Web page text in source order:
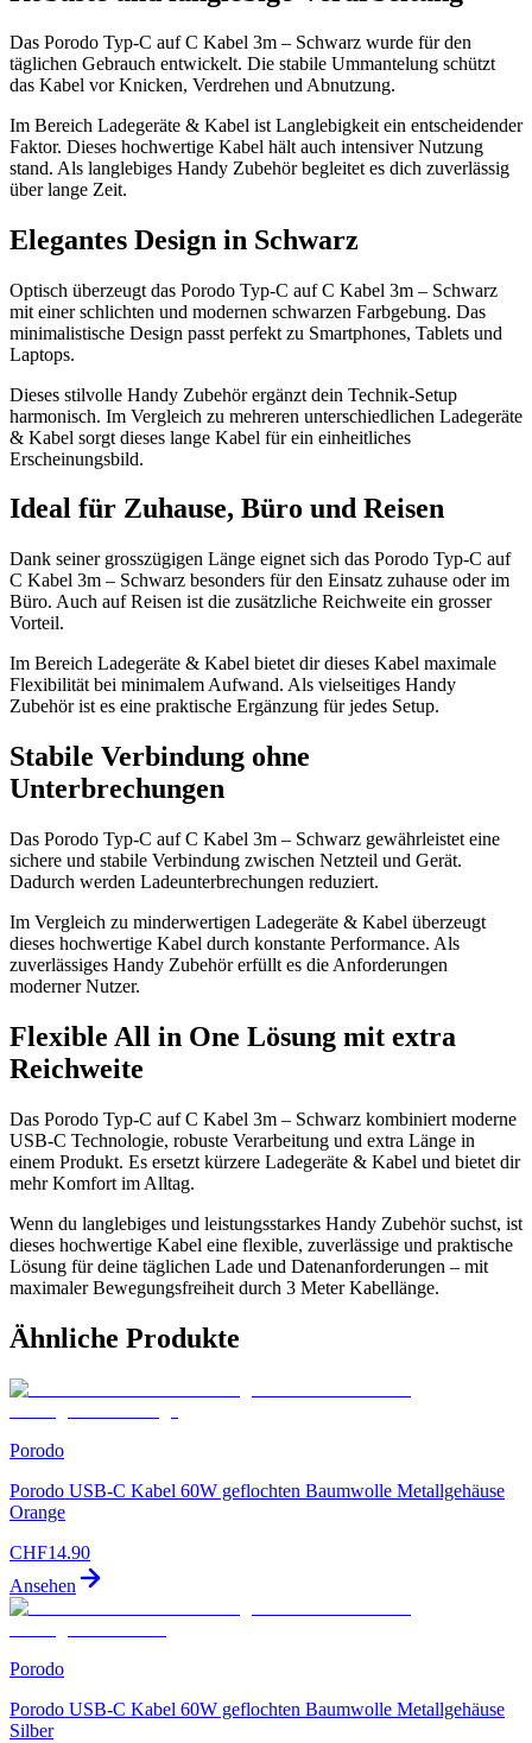
Das Porodo Typ-C auf C Kabel 3m – Schwarz wurde für den
täglichen Gebrauch entwickelt. Die stabile Ummantelung schützt
das Kabel vor Knicken, Verdrehen und Abnutzung.
Im Bereich Ladegeräte & Kabel ist Langlebigkeit ein entscheidender
Faktor. Dieses hochwertige Kabel hält auch intensiver Nutzung
stand. Als langlebiges Handy Zubehör begleitet es dich zuverlässig
über lange Zeit.
Elegantes Design in Schwarz
Optisch überzeugt das Porodo Typ-C auf C Kabel 3m – Schwarz
mit einer schlichten und modernen schwarzen Farbgebung. Das
minimalistische Design passt perfekt zu Smartphones, Tablets und
Laptops.
Dieses stilvolle Handy Zubehör ergänzt dein Technik-Setup
harmonisch. Im Vergleich zu mehreren unterschiedlichen Ladegeräte
& Kabel sorgt dieses lange Kabel für ein einheitliches
Erscheinungsbild.
Ideal für Zuhause, Büro und Reisen
Dank seiner grosszügigen Länge eignet sich das Porodo Typ-C auf
C Kabel 3m – Schwarz besonders für den Einsatz zuhause oder im
Büro. Auch auf Reisen ist die zusätzliche Reichweite ein grosser
Vorteil.
Im Bereich Ladegeräte & Kabel bietet dir dieses Kabel maximale
Flexibilität bei minimalem Aufwand. Als vielseitiges Handy
Zubehör ist es eine praktische Ergänzung für jedes Setup.
Stabile Verbindung ohne
Unterbrechungen
Das Porodo Typ-C auf C Kabel 3m – Schwarz gewährleistet eine
sichere und stabile Verbindung zwischen Netzteil und Gerät.
Dadurch werden Ladeunterbrechungen reduziert.
Im Vergleich zu minderwertigen Ladegeräte & Kabel überzeugt
dieses hochwertige Kabel durch konstante Performance. Als
zuverlässiges Handy Zubehör erfüllt es die Anforderungen
moderner Nutzer.
Flexible All in One Lösung mit extra
Reichweite
Das Porodo Typ-C auf C Kabel 3m – Schwarz kombiniert moderne
USB-C Technologie, robuste Verarbeitung und extra Länge in
einem Produkt. Es ersetzt kürzere Ladegeräte & Kabel und bietet dir
mehr Komfort im Alltag.
Wenn du langlebiges und leistungsstarkes Handy Zubehör suchst, ist
dieses hochwertige Kabel eine flexible, zuverlässige und praktische
Lösung für deine täglichen Lade und Datenanforderungen – mit
maximaler Bewegungsfreiheit durch 3 Meter Kabellänge.
Ähnliche Produkte
Porodo
Porodo USB-C Kabel 60W geflochten Baumwolle Metallgehäuse
Orange
CHF14.90
Ansehen
Porodo
Porodo USB-C Kabel 60W geflochten Baumwolle Metallgehäuse
Silber